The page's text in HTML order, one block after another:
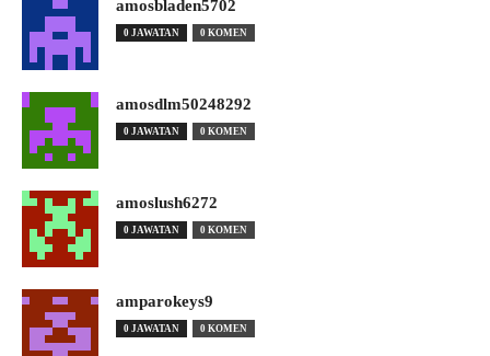
amosbladen5702
0 JAWATAN 0 KOMEN
amosdlm50248292
0 JAWATAN 0 KOMEN
amoslush6272
0 JAWATAN 0 KOMEN
amparokeys9
0 JAWATAN 0 KOMEN